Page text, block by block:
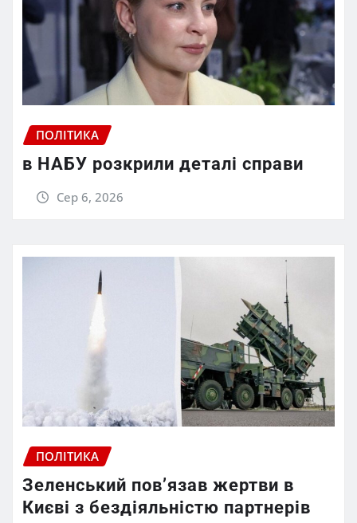
ПОЛІТИКА
в НАБУ розкрили деталі справи
Сер 6, 2026
ПОЛІТИКА
Зеленський пов’язав жертви в
Києві з бездіяльністю партнерів